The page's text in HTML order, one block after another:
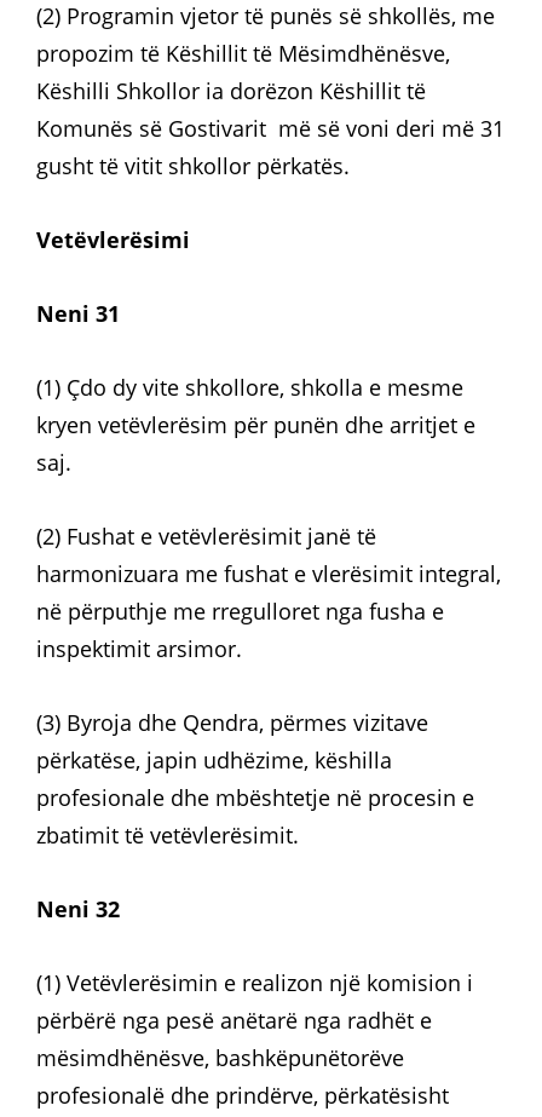
(2) Programin vjetor të punës së shkollës, me
propozim të Këshillit të Mësimdhënësve,
Këshilli Shkollor ia dorëzon Këshillit të
Komunës së Gostivarit më së voni deri më 31
gusht të vitit shkollor përkatës.
Vetëvlerësimi
Neni 31
(1) Çdo dy vite shkollore, shkolla e mesme
kryen vetëvlerësim për punën dhe arritjet e
saj.
(2) Fushat e vetëvlerësimit janë të
harmonizuara me fushat e vlerësimit integral,
në përputhje me rregulloret nga fusha e
inspektimit arsimor.
(3) Byroja dhe Qendra, përmes vizitave
përkatëse, japin udhëzime, këshilla
profesionale dhe mbështetje në procesin e
zbatimit të vetëvlerësimit.
Neni 32
(1) Vetëvlerësimin e realizon një komision i
përbërë nga pesë anëtarë nga radhët e
mësimdhënësve, bashkëpunëtorëve
profesionalë dhe prindërve, përkatësisht